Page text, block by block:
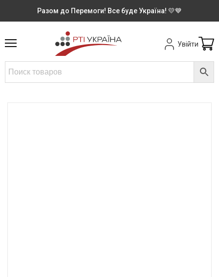
Разом до Перемоги! Все буде Україна! 💛💙
Увійти